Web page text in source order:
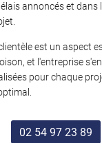
annoncés et
est un aspect
et l'entreprise
pour chaque
02 54 97 23 89